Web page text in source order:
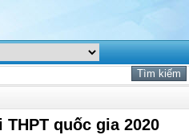
quốc gia 2020